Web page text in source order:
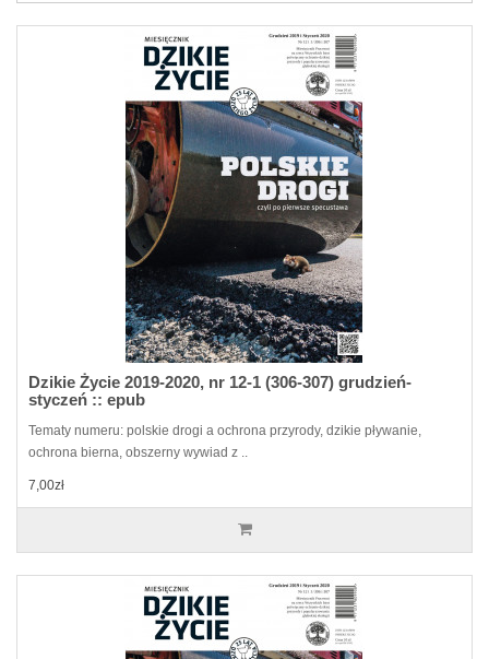
Dzikie Życie 2019-2020, nr 12-1 (306-307) grudzień-
styczeń :: epub
Tematy numeru: polskie drogi a ochrona przyrody, dzikie pływanie,
ochrona bierna, obszerny wywiad z ..
7,00zł